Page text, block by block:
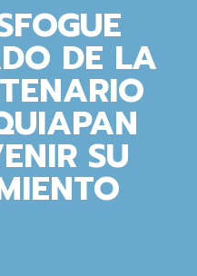
DE LA
SU